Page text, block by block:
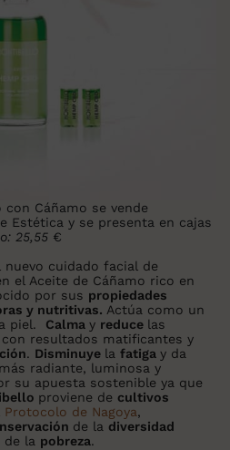
Cáñamo se vende
Estética y se presenta en cajas
25,55 €
nuevo cuidado facial de
el Aceite de Cáñamo rico en
por sus propiedades
y nutritivas. Actúa como un
piel. Calma y reduce las
con resultados matificantes y
. Disminuye la fatiga y da
radiante, luminosa y
su apuesta sostenible ya que
proviene de cultivos
Protocolo de Nagoya,
de la diversidad
de la pobreza.